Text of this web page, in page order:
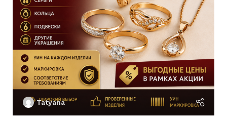
ЦВЕТ МЕТАЛЛА Красный
БРЕНД Без бренда
РАЗМЕР КОЛЬЦА 18
ДЛЯ КОГО Женщинам
СОСТОЯНИЕ Б/У
ВСТАВКА Бриллиант
ХАРАКТЕРИСТИКА
Tatyana